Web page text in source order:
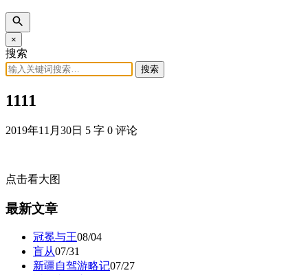
×
搜索
搜索
1111
2019年11月30日 5 字 0 评论
点击看大图
最新文章
冠冕与王08/04
盲从07/31
新疆自驾游略记07/27